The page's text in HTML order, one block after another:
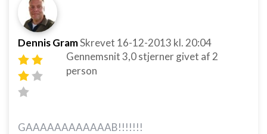
Dennis GramSkrevet 16-12-2013 kl. 20:04
Gennemsnit3,0stjerner givet af 2
person
GAAAAAAAAAAAAB!!!!!!!